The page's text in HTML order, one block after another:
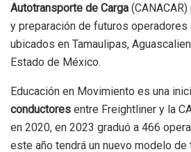
Autotransporte de Carga
y preparación de futuros operadores
ubicados en Tamaulipas,
Estado de México.
Educación en Movimiento es una
conductores entre Freightliner y la
en 2020, en 2023 graduó a 466
este año tendrá un nuevo modelo de